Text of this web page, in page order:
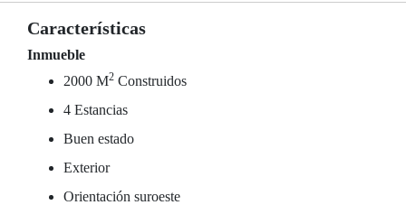
Características
Inmueble
2000 M2 Construidos
4 Estancias
Buen estado
Exterior
Orientación suroeste